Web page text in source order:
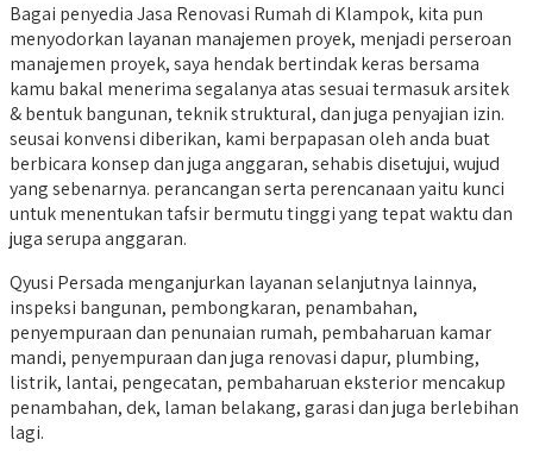
Bagai penyedia Jasa Renovasi Rumah di Klampok, kita pun
menyodorkan layanan manajemen proyek, menjadi perseroan
manajemen proyek, saya hendak bertindak keras bersama
kamu bakal menerima segalanya atas sesuai termasuk arsitek
& bentuk bangunan, teknik struktural, dan juga penyajian izin.
seusai konvensi diberikan, kami berpapasan oleh anda buat
berbicara konsep dan juga anggaran, sehabis disetujui, wujud
yang sebenarnya. perancangan serta perencanaan yaitu kunci
untuk menentukan tafsir bermutu tinggi yang tepat waktu dan
juga serupa anggaran.
Qyusi Persada menganjurkan layanan selanjutnya lainnya,
inspeksi bangunan, pembongkaran, penambahan,
penyempuraan dan penunaian rumah, pembaharuan kamar
mandi, penyempuraan dan juga renovasi dapur, plumbing,
listrik, lantai, pengecatan, pembaharuan eksterior mencakup
penambahan, dek, laman belakang, garasi dan juga berlebihan
lagi.